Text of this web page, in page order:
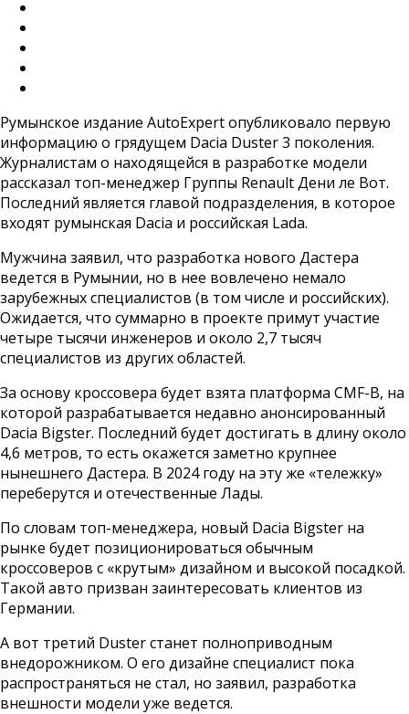
Румынское издание AutoExpert опубликовало первую
информацию о грядущем Dacia Duster 3 поколения.
Журналистам о находящейся в разработке модели
рассказал топ-менеджер Группы Renault Дени ле Вот.
Последний является главой подразделения, в которое
входят румынская Dacia и российская Lada.
Мужчина заявил, что разработка нового Дастера
ведется в Румынии, но в нее вовлечено немало
зарубежных специалистов (в том числе и российских).
Ожидается, что суммарно в проекте примут участие
четыре тысячи инженеров и около 2,7 тысяч
специалистов из других областей.
За основу кроссовера будет взята платформа CMF-B, на
которой разрабатывается недавно анонсированный
Dacia Bigster. Последний будет достигать в длину около
4,6 метров, то есть окажется заметно крупнее
нынешнего Дастера. В 2024 году на эту же «тележку»
переберутся и отечественные Лады.
По словам топ-менеджера, новый Dacia Bigster на
рынке будет позиционироваться обычным
кроссоверов с «крутым» дизайном и высокой посадкой.
Такой авто призван заинтересовать клиентов из
Германии.
А вот третий Duster станет полноприводным
внедорожником. О его дизайне специалист пока
распространяться не стал, но заявил, разработка
внешности модели уже ведется.